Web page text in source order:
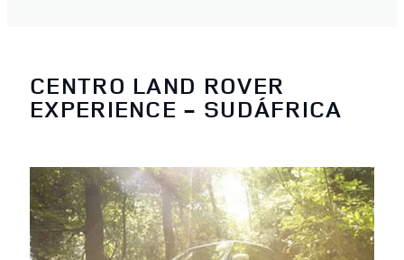
CENTRO LAND ROVER
EXPERIENCE - SUDÁFRICA